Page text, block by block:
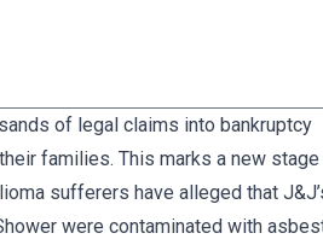
of legal claims into bankruptcy
families. This marks a new stage
sufferers have alleged that
were contaminated with